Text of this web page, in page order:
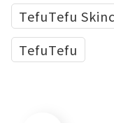
TefuTefu
TefuTefu